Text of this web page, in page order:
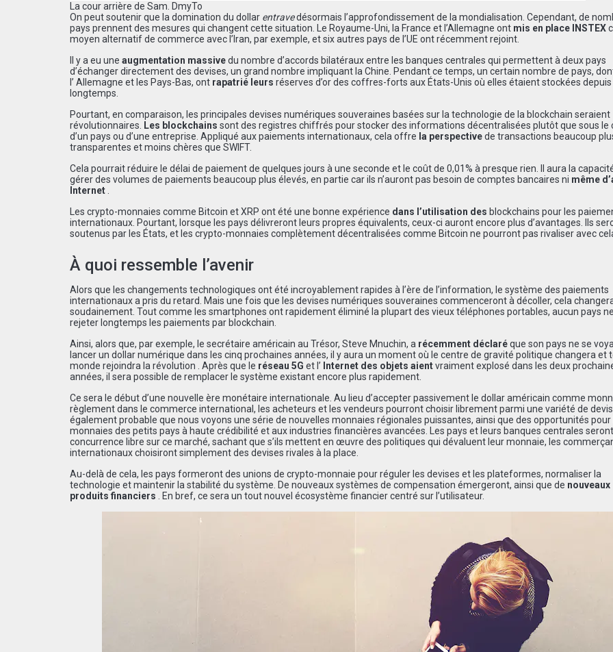
La cour arrière de Sam. DmyTo
On peut soutenir que la domination du dollar entravedésormais l’approfondissement de la mondialisation. Cependant, de
pays prennent des mesures qui changent cette situation. Le Royaume-Uni, la France et l’Allemagne ont mis en place INSTEX
moyen alternatif de commerce avec l’Iran, par exemple, et six autres pays de l’UE ont récemment rejoint.
Il y a eu une augmentation massivedu nombre d’accords bilatéraux entre les banques centrales qui permettent à deux pays
d’échanger directement des devises, un grand nombre impliquant la Chine. Pendant ce temps, un certain nombre de pays,
l’ Allemagne et les Pays-Bas, ont rapatrié leurs réserves d’or des coffres-forts aux États-Unis où elles étaient stockées depuis
longtemps.
Pourtant, en comparaison, les principales devises numériques souveraines basées sur la technologie de la blockchain seraient
révolutionnaires.
Les blockchains sont des registres chiffrés pour stocker des informations décentralisées plutôt que sous le
d’un pays ou d’une entreprise. Appliqué aux paiements internationaux, cela offre la perspectivede transactions beaucoup
transparentes et moins chères que SWIFT.
Cela pourrait réduire le délai de paiement de quelques jours à une seconde et le coût de 0,01% à presque rien. Il aura la
gérer des volumes de paiements beaucoup plus élevés, en partie car ils n’auront pas besoin de comptes bancaires ni même
Internet
Les crypto-monnaies comme Bitcoin et XRP ont été une bonne expérience dans l’utilisation des blockchains pour les
internationaux. Pourtant, lorsque les pays délivreront leurs propres équivalents, ceux-ci auront encore plus d’avantages. Ils
soutenus par les États, et les crypto-monnaies complètement décentralisées comme Bitcoin ne pourront pas rivaliser avec
À quoi ressemble l’avenir
Alors que les changements technologiques ont été incroyablement rapides à l’ère de l’information, le système des paiements
internationaux a pris du retard. Mais une fois que les devises numériques souveraines commenceront à décoller, cela
soudainement. Tout comme les smartphones ont rapidement éliminé la plupart des vieux téléphones portables, aucun pays
rejeter longtemps les paiements par blockchain.
Ainsi, alors que, par exemple, le secrétaire américain au Trésor, Steve Mnuchin, a récemment déclaréque son pays ne se
lancer un dollar numérique dans les cinq prochaines années, il y aura un moment où le centre de gravité politique changera et
monde rejoindra la révolution . Après que le réseau 5G et l’ Internet des objets aientvraiment explosé dans les deux
années, il sera possible de remplacer le système existant encore plus rapidement.
Ce sera le début d’une nouvelle ère monétaire internationale. Au lieu d’accepter passivement le dollar américain comme
règlement dans le commerce international, les acheteurs et les vendeurs pourront choisir librement parmi une variété de
également probable que nous voyons une série de nouvelles monnaies régionales puissantes, ainsi que des opportunités pour
monnaies des petits pays à haute crédibilité et aux industries financières avancées. Les pays et leurs banques centrales
concurrence libre sur ce marché, sachant que s’ils mettent en œuvre des politiques qui dévaluent leur monnaie, les
internationaux choisiront simplement des devises rivales à la place.
Au-delà de cela, les pays formeront des unions de crypto-monnaie pour réguler les devises et les plateformes, normaliser la
technologie et maintenir la stabilité du système. De nouveaux systèmes de compensation émergeront, ainsi que de nouveaux
produits financiers . En bref, ce sera un tout nouvel écosystème financier centré sur l’utilisateur.